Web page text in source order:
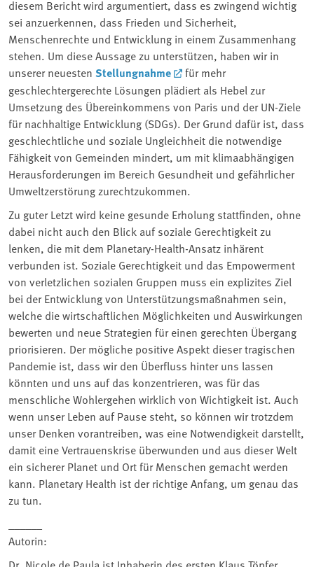
diesem Bericht wird argumentiert, dass es zwingend wichtig
sei anzuerkennen, dass Frieden und Sicherheit,
Menschenrechte und Entwicklung in einem Zusammenhang
stehen. Um diese Aussage zu unterstützen, haben wir in
unserer neuesten Stellungnahme
für mehr
geschlechtergerechte Lösungen plädiert als Hebel zur
Umsetzung des Übereinkommens von Paris und der UN-Ziele
für nachhaltige Entwicklung (SDGs). Der Grund dafür ist, dass
geschlechtliche und soziale Ungleichheit die notwendige
Fähigkeit von Gemeinden mindert, um mit klimaabhängigen
Herausforderungen im Bereich Gesundheit und gefährlicher
Umweltzerstörung zurechtzukommen.
Zu guter Letzt wird keine gesunde Erholung stattfinden, ohne
dabei nicht auch den Blick auf soziale Gerechtigkeit zu
lenken, die mit dem Planetary-Health-Ansatz inhärent
verbunden ist. Soziale Gerechtigkeit und das Empowerment
von verletzlichen sozialen Gruppen muss ein explizites Ziel
bei der Entwicklung von Unterstützungsmaßnahmen sein,
welche die wirtschaftlichen Möglichkeiten und Auswirkungen
bewerten und neue Strategien für einen gerechten Übergang
priorisieren. Der mögliche positive Aspekt dieser tragischen
Pandemie ist, dass wir den Überfluss hinter uns lassen
könnten und uns auf das konzentrieren, was für das
menschliche Wohlergehen wirklich von Wichtigkeit ist. Auch
wenn unser Leben auf Pause steht, so können wir trotzdem
unser Denken vorantreiben, was eine Notwendigkeit darstellt,
damit eine Vertrauenskrise überwunden und aus dieser Welt
ein sicherer Planet und Ort für Menschen gemacht werden
kann. Planetary Health ist der richtige Anfang, um genau das
zu tun.
Autorin: